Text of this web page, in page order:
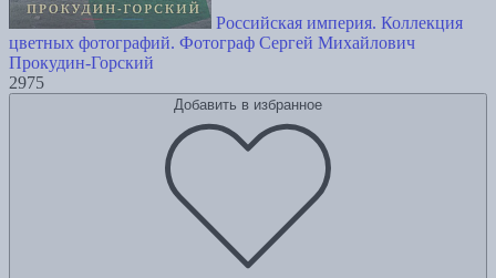
Российская империя. Коллекция
цветных фотографий. Фотограф Сергей Михайлович
Прокудин-Горский
2975
Добавить в избранное